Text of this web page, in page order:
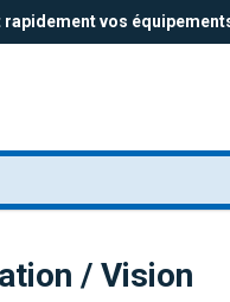
vos
/ Vision